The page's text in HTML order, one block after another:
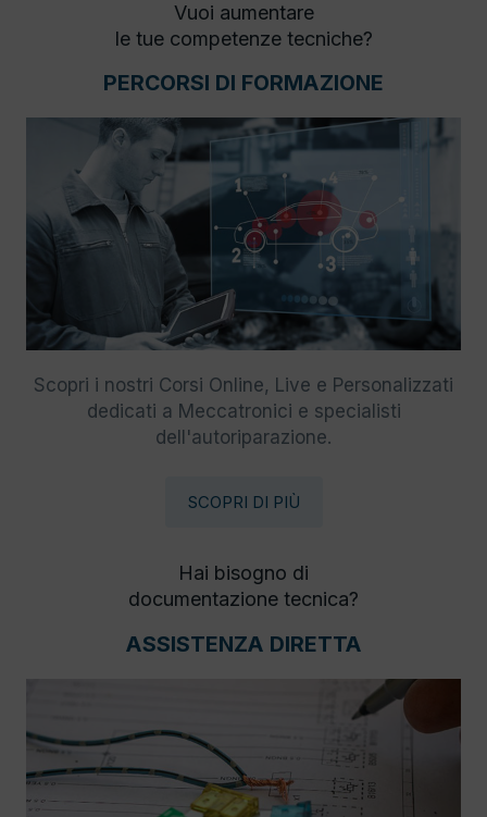
Vuoi aumentare
le tue competenze tecniche?
PERCORSI DI FORMAZIONE
Scopri i nostri Corsi Online, Live e Personalizzati
dedicati a Meccatronici e specialisti
dell'autoriparazione.
SCOPRI DI PIÙ
Hai bisogno di
documentazione tecnica?
ASSISTENZA DIRETTA